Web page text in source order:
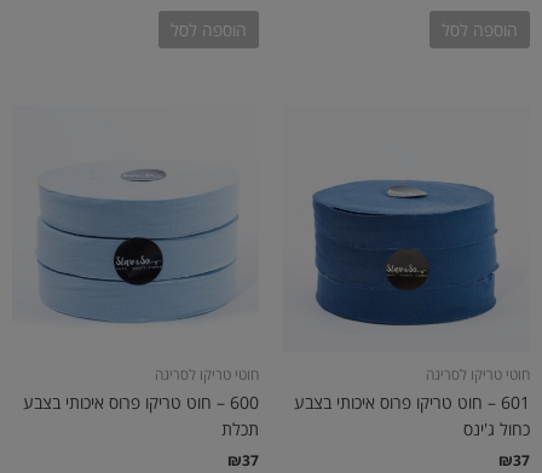
הוספה לסל הוספה לסל
חוטי טריקו לסריגה
601 – חוט טריקו פרוס איכותי בצבע
כחול ג'ינס
₪37
חוטי טריקו לסריגה
600 – חוט טריקו פרוס איכותי בצבע
תכלת
₪37